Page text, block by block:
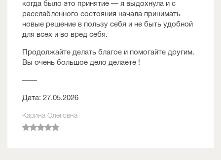
когда было это принятие — я выдохнула и с
расслабленного состояния начала принимать
новые решение в пользу себя и не быть удобной
для всех и во вред себя.
Продолжайте делать благое и помогайте другим.
Вы очень большое дело делаете !
——
Дата: 27.05.2026
Карина Олеговна